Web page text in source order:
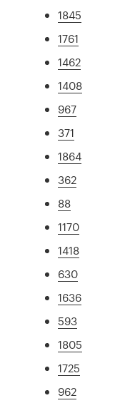
1845
1761
1462
1408
967
371
1864
362
88
1170
1418
630
1636
593
1805
1725
962